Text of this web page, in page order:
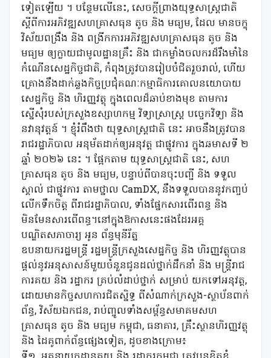
ទៀតឡើយ ។ បន្ថែមលើនេះ, សេចក្តីព្រាងយុទ្ធសាស្ត្រជាតិ
ស្តីពីការអភិវឌ្ឍសហគ្រាសធុន តូច និង មធ្យម, ដែល មានចក្ខុ
វិស័យពង្រឹង និង ពង្រីកការអភិវឌ្ឍសហគ្រាសធុន តូច និង
មធ្យម ឲ្យក្លាយជាមូលដ្ឋានគ្រឹះ និង ជាកម្លាំងចលករដ៏រឹងមាំនៃ
កំណើនសេដ្ឋកិច្ចជាតិ, កំពុងត្រូវបានរៀបចំជិតរួចរាល់, ហើយ
គ្រោងនឹងដាក់ឆ្លងកិច្ចប្រជុំគណៈកម្មាធិការគោលនយោបាយ
សេដ្ឋកិច្ច និង ហិរញ្ញវត្ថុ ក្នុងពេលដ៏ឆាប់ខាងមុខ តាមការ
ស្នើសុំរបស់ក្រសួងឧស្សាហកម្ម វិទ្យាសា្រស្រ្ត បច្ចេកវិទ្យា និង
នវានុវត្តន៍ ។ ខ្ញុំរំពឹងថា យុទ្ធសាស្ត្រជាតិ នេះ អាចនឹងត្រូវបាន
រាជរដ្ឋាភិបាល អនុម័តដាក់ឲ្យអនុវត្ត ជាផ្លូវការ ក្នុងឆមាសទី ២
ឆ្នាំ ២០២៦​ នេះ ។ ផ្អែកតាម យុទ្ធសាស្ត្រជាតិ នេះ, សហ
គ្រាសធុន តូច និង មធ្យម, បន្ទាប់ពីបានចុះបញ្ជី និង ទទួល
ស្គាល់ ជាផ្លូវការ តាមថ្នាល CamDX, នឹងទទួលបាននូវកញ្ចប់
លើកទឹកចិត្ត ពីរាជរដ្ឋាភិបាល, ទាំងផ្នែកសារពើរពន្ធ និង
មិនមែនសារពើពន្ធ។នៅក្នុងឱកាសនេះផងដែរអគ្គ
បណ្ឌិតសភាចារ្យ អូន ព័ន្ធមុនីរ័ត្ន
ឧបនាយករដ្ឋមន្ត្រី រដ្ឋមន្ត្រីក្រសួងសេដ្ឋកិច្ច និង ហិរញ្ញវត្ថុបាន
ផ្តល់នូវអនុសាសន៍មួយចំនួនជូនដល់ថ្នាក់ដឹកនាំ និង មន្រ្តីរាជ
ការគយ និង រដ្ឋាករ គ្រប់លំដាប់ថ្នាក់ សម្រាប់ យកទៅអនុវត្ត,
ដោយមានកិច្ចសហការជិតស្និទ្ធ ពីសំណាក់ក្រសួង-ស្ថាប័នពាក់
ព័ន្ធ, វិស័យឯកជន, រាប់ញ្ចូលទាំងសម្ព័ន្ធសមាគមសហ
គ្រាសធុន តូច និង មធ្យម កម្ពុជា, ធនាគារ, គ្រឹះស្ថាន​ហិរញ្ញ​វត្ថុ​​
និង ដៃគូពាក់ព័ន្ធផ្សេងទៀត, ដូចខាង​ក្រោម៖